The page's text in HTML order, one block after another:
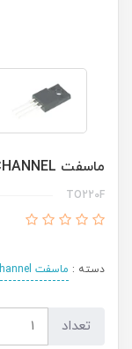
ماسفت 20N60C N-CHANNEL
TO220F
دسته : ماسفت N-Channel
تعداد